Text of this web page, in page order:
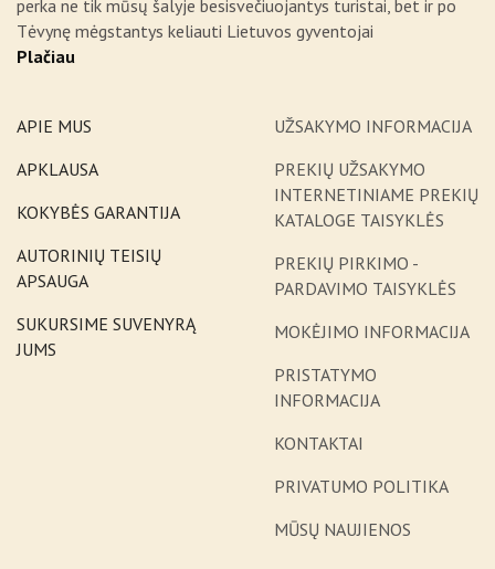
perka ne tik mūsų šalyje besisvečiuojantys turistai, bet ir po
Tėvynę mėgstantys keliauti Lietuvos gyventojai
Plačiau
APIE MUS
APKLAUSA
KOKYBĖS GARANTIJA
AUTORINIŲ TEISIŲ
APSAUGA
SUKURSIME SUVENYRĄ
JUMS
UŽSAKYMO INFORMACIJA
PREKIŲ UŽSAKYMO
INTERNETINIAME PREKIŲ
KATALOGE TAISYKLĖS
PREKIŲ PIRKIMO -
PARDAVIMO TAISYKLĖS
MOKĖJIMO INFORMACIJA
PRISTATYMO
INFORMACIJA
KONTAKTAI
PRIVATUMO POLITIKA
MŪSŲ NAUJIENOS